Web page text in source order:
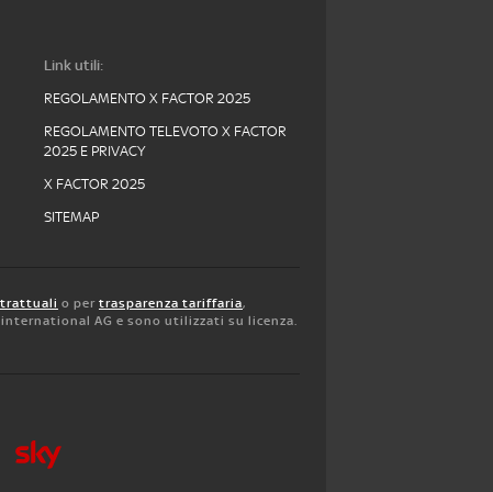
Link utili:
REGOLAMENTO X FACTOR 2025
REGOLAMENTO TELEVOTO X FACTOR
2025 E PRIVACY
X FACTOR 2025
SITEMAP
o per trasparenza tariffaria,
AG e sono utilizzati su licenza.